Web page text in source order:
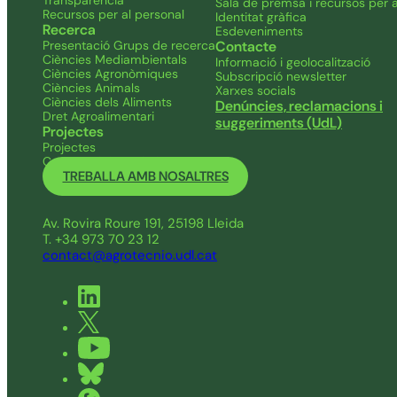
Recursos per al personal
Recerca
Presentació Grups de recerca
Ciències Mediambientals
Ciències Agronòmiques
Ciències Animals
Ciències dels Aliments
Dret Agroalimentari
Projectes
Projectes
Convocatòries pròpies
Identitat gràfica
Esdeveniments
Contacte
Informació i geolocalització
Subscripció newsletter
Xarxes socials
Denúncies, reclamacions i
suggeriments (UdL)
TREBALLA AMB NOSALTRES
Av. Rovira Roure 191, 25198 Lleida
T. +34 973 70 23 12
contact@agrotecnio.udl.cat